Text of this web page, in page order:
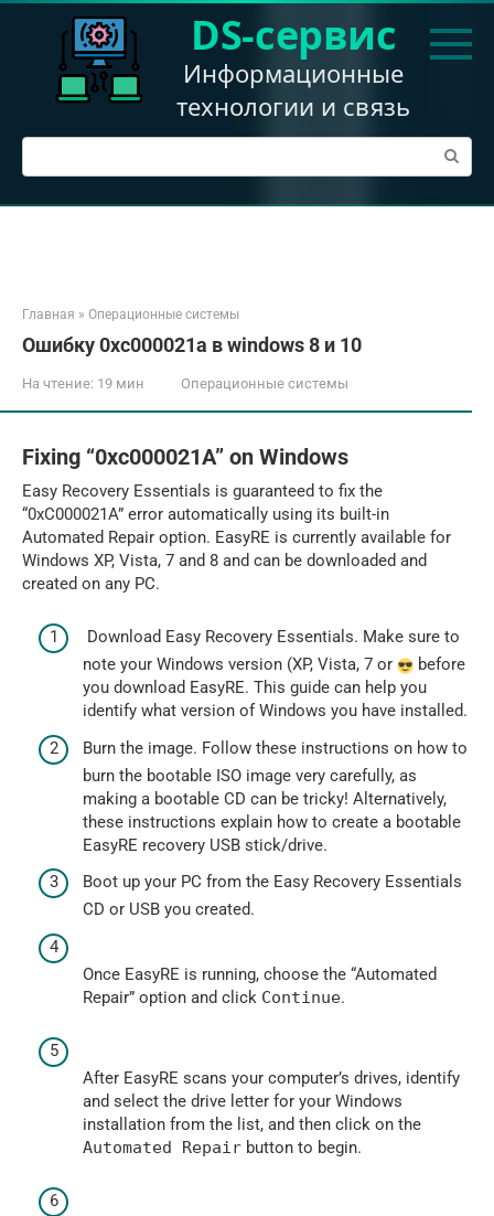
Перейти
DS-сервис
Информационные
технологии и связь
Поиск:
Главная » Операционные системы
Ошибку 0xc000021a в windows 8 и 10
На чтение: 19 мин Операционные системы
Fixing “0xc000021A” on Windows
Easy Recovery Essentials is guaranteed to fix the
“0xC000021A” error automatically using its built-in
Automated Repair option. EasyRE is currently available for
Windows XP, Vista, 7 and 8 and can be downloaded and
created on any PC.
Download Easy Recovery Essentials. Make sure to
note your Windows version (XP, Vista, 7 or
before
you download EasyRE. This guide can help you
identify what version of Windows you have installed.
Burn the image. Follow these instructions on how to
burn the bootable ISO image very carefully, as
making a bootable CD can be tricky! Alternatively,
these instructions explain how to create a bootable
EasyRE recovery USB stick/drive.
Boot up your PC from the Easy Recovery Essentials
CD or USB you created.
Once EasyRE is running, choose the “Automated
Repair” option and click Continue.
After EasyRE scans your computer’s drives, identify
and select the drive letter for your Windows
installation from the list, and then click on the
Automated Repair button to begin.